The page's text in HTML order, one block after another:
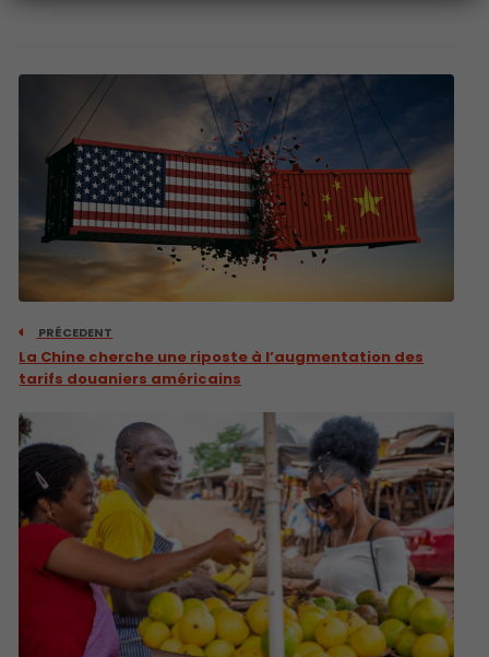
PRÉCEDENT
La Chine cherche une riposte à l’augmentation des
tarifs douaniers américains